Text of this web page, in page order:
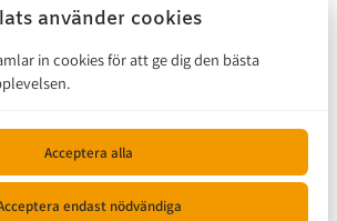
använder cookies
in cookies för att ge dig den bästa
Acceptera alla
endast nödvändiga